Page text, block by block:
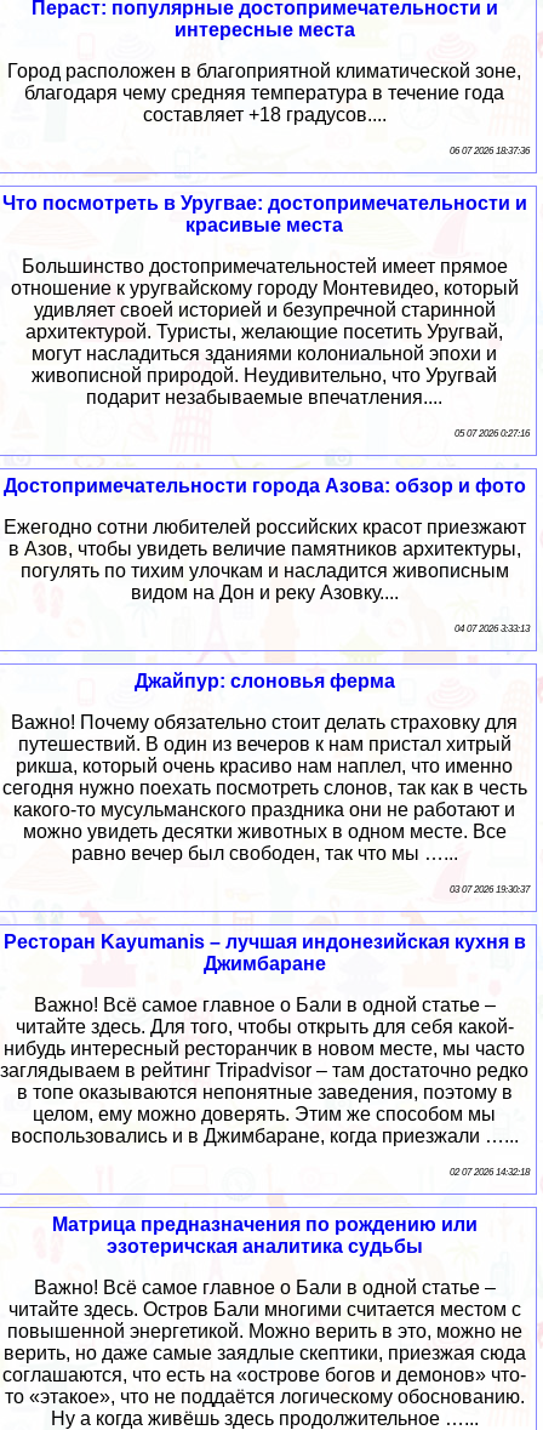
Пераст: популярные достопримечательности и
интересные места
Город расположен в благоприятной климатической зоне,
благодаря чему средняя температура в течение года
составляет +18 градусов....
06 07 2026 18:37:36
Что посмотреть в Уругвае: достопримечательности и
красивые места
Большинство достопримечательностей имеет прямое
отношение к уругвайскому городу Монтевидео, который
удивляет своей историей и безупречной старинной
архитектурой. Туристы, желающие посетить Уругвай,
могут насладиться зданиями колониальной эпохи и
живописной природой. Неудивительно, что Уругвай
подарит незабываемые впечатления....
05 07 2026 0:27:16
Достопримечательности города Азова: обзор и фото
Ежегодно сотни любителей российских красот приезжают
в Азов, чтобы увидеть величие памятников архитектуры,
погулять по тихим улочкам и насладится живописным
видом на Дон и реку Азовку....
04 07 2026 3:33:13
Джайпур: слоновья ферма
Важно! Почему обязательно стоит делать страховку для
путешествий. В один из вечеров к нам пристал хитрый
рикша, который очень красиво нам наплел, что именно
сегодня нужно поехать посмотреть слонов, так как в честь
какого-то мусульманского праздника они не работают и
можно увидеть десятки животных в одном месте. Все
равно вечер был свободен, так что мы …...
03 07 2026 19:30:37
Ресторан Kayumanis – лучшая индонезийская кухня в
Джимбаране
Важно! Всё самое главное о Бали в одной статье –
читайте здесь. Для того, чтобы открыть для себя какой-
нибудь интересный ресторанчик в новом месте, мы часто
заглядываем в рейтинг Tripadvisor – там достаточно редко
в топе оказываются непонятные заведения, поэтому в
целом, ему можно доверять. Этим же способом мы
воспользовались и в Джимбаране, когда приезжали …...
02 07 2026 14:32:18
Матрица предназначения по рождению или
эзотеричская аналитика судьбы
Важно! Всё самое главное о Бали в одной статье –
читайте здесь. Остров Бали многими считается местом с
повышенной энергетикой. Можно верить в это, можно не
верить, но даже самые заядлые скептики, приезжая сюда
соглашаются, что есть на «острове богов и демонов» что-
то «этакое», что не поддаётся логическому обоснованию.
Ну а когда живёшь здесь продолжительное …...